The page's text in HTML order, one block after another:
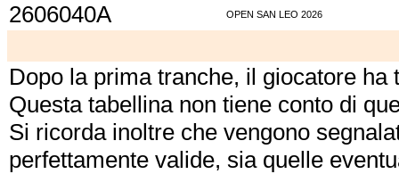
2606040A OPEN SAN LEO 2026
Dopo la prima tranche, il giocatore
Questa tabellina non tiene conto di
Si ricorda inoltre che vengono
perfettamente valide, sia quelle